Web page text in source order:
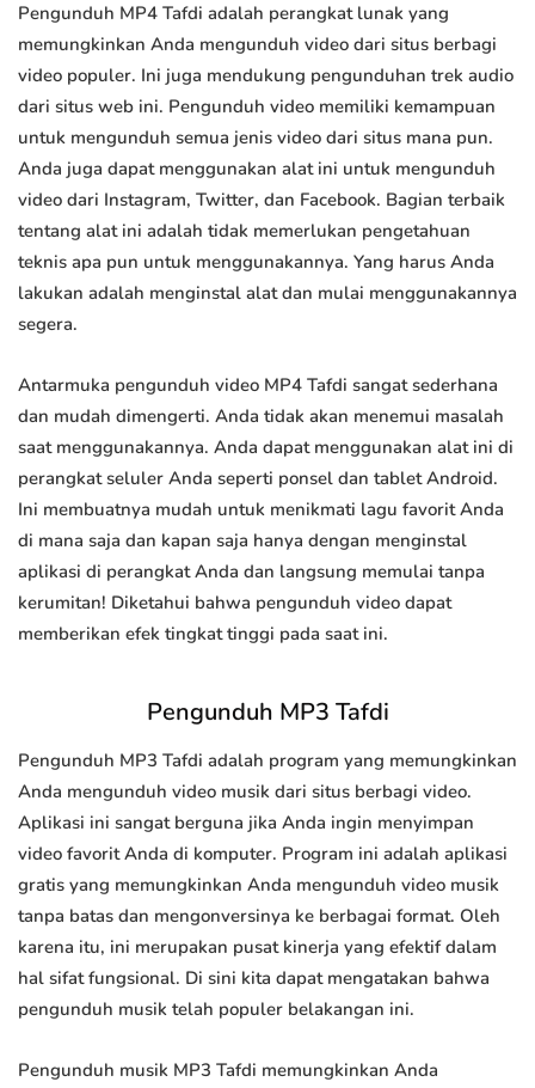
Pengunduh MP4 Tafdi adalah perangkat lunak yang
memungkinkan Anda mengunduh video dari situs berbagi
video populer. Ini juga mendukung pengunduhan trek audio
dari situs web ini. Pengunduh video memiliki kemampuan
untuk mengunduh semua jenis video dari situs mana pun.
Anda juga dapat menggunakan alat ini untuk mengunduh
video dari Instagram, Twitter, dan Facebook. Bagian terbaik
tentang alat ini adalah tidak memerlukan pengetahuan
teknis apa pun untuk menggunakannya. Yang harus Anda
lakukan adalah menginstal alat dan mulai menggunakannya
segera.
Antarmuka pengunduh video MP4 Tafdi sangat sederhana
dan mudah dimengerti. Anda tidak akan menemui masalah
saat menggunakannya. Anda dapat menggunakan alat ini di
perangkat seluler Anda seperti ponsel dan tablet Android.
Ini membuatnya mudah untuk menikmati lagu favorit Anda
di mana saja dan kapan saja hanya dengan menginstal
aplikasi di perangkat Anda dan langsung memulai tanpa
kerumitan! Diketahui bahwa pengunduh video dapat
memberikan efek tingkat tinggi pada saat ini.
Pengunduh MP3 Tafdi
Pengunduh MP3 Tafdi adalah program yang memungkinkan
Anda mengunduh video musik dari situs berbagi video.
Aplikasi ini sangat berguna jika Anda ingin menyimpan
video favorit Anda di komputer. Program ini adalah aplikasi
gratis yang memungkinkan Anda mengunduh video musik
tanpa batas dan mengonversinya ke berbagai format. Oleh
karena itu, ini merupakan pusat kinerja yang efektif dalam
hal sifat fungsional. Di sini kita dapat mengatakan bahwa
pengunduh musik telah populer belakangan ini.
Pengunduh musik MP3 Tafdi memungkinkan Anda